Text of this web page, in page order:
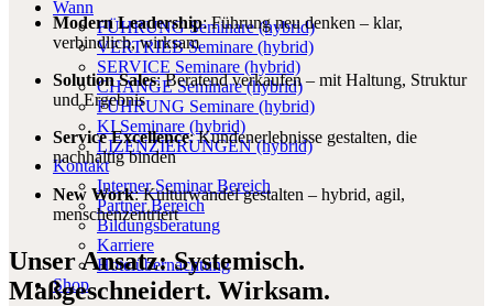
Wann
FÜHRUNG Seminare (hybrid)
VERTRIEB Seminare (hybrid)
SERVICE Seminare (hybrid)
CHANGE Seminare (hybrid)
FÜHRUNG Seminare (hybrid)
KI Seminare (hybrid)
LIZENZIERUNGEN (hybrid)
Kontakt
Interner Seminar Bereich
Partner Bereich
Bildungsberatung
Karriere
Hotelübernachtung
Shop
Modern Leadership: Führung neu denken – klar,
verbindlich, wirksam
Solution Sales: Beratend verkaufen – mit Haltung, Struktur
und Ergebnis
Service Excellence: Kundenerlebnisse gestalten, die
nachhaltig binden
New Work: Kulturwandel gestalten – hybrid, agil,
menschenzentriert
Unser Ansatz: Systemisch.
Maßgeschneidert. Wirksam.